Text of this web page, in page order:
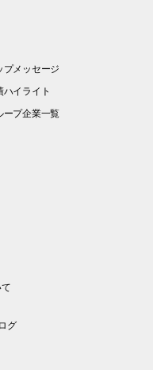
プメッセージ
ハイライト
ープ企業一覧
グ